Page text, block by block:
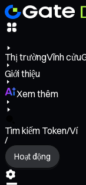
Thị trườngVĩnh cửu
Giới thiệu
Xem thêm
Tìm kiếm Token/Ví
/
Hoạt động